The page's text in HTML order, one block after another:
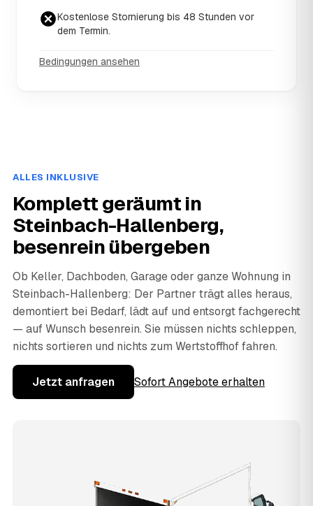
Kostenlose Stornierung bis 48 Stunden vor
dem Termin.
Bedingungen ansehen
ALLES INKLUSIVE
Komplett geräumt in
Steinbach-Hallenberg,
besenrein übergeben
Ob Keller, Dachboden, Garage oder ganze Wohnung in
Steinbach-Hallenberg: Der Partner trägt alles heraus,
demontiert bei Bedarf, lädt auf und entsorgt fachgerecht
— auf Wunsch besenrein. Sie müssen nichts schleppen,
nichts sortieren und nichts zum Wertstoffhof fahren.
Jetzt anfragen Sofort Angebote erhalten